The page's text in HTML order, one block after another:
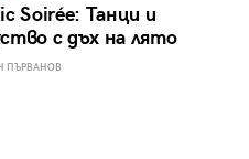
Soirée: Танци и
с дъх на лято
ПЪРВАНОВ